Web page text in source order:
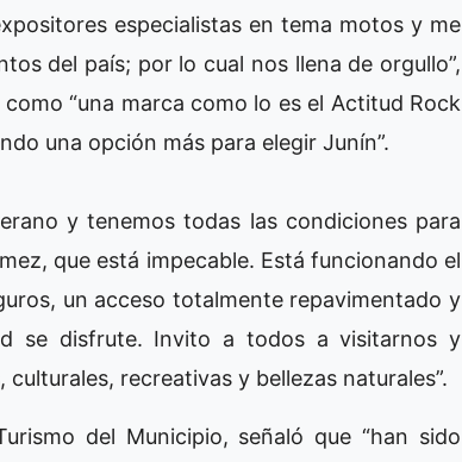
especialistas en tema motos y me
del país; por lo cual nos llena de orgullo”,
“una marca como lo es el Actitud Rock
una opción más para elegir Junín”.
y tenemos todas las condiciones para
que está impecable. Está funcionando el
un acceso totalmente repavimentado y
se disfrute. Invito a todos a visitarnos y
recreativas y bellezas naturales”.
del Municipio, señaló que “han sido